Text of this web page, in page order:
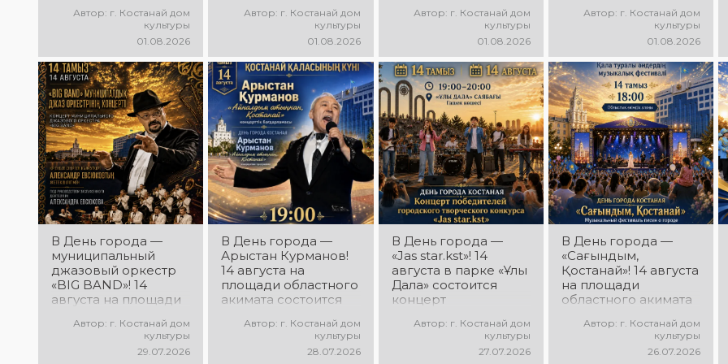
исполнителей!
Костанайской
области подвели
фестиваля
самодеятельного
народного
творчества
Автор: г. Костанай дом
культуры
01.08.2026
Автор: г. Костанай дом
культуры
01.08.2026
Автор: г. Костанай дом
культуры
01.08.2026
концертная
программа Азамата
Ибраева! Вас ждут
любимые песни,
яркое выступление,
мощная энергия и
праздничное
настроение!
Автор: г. Костанай дом
культуры
01.08.2026
В День города —
муниципальный
джазовый оркестр
«BIG BAND»! 14
августа на площади
состоится концерт
муниципального
джазового оркестра
Автор: г. Костанай дом
культуры
29.07.2026
В День города —
Арыстан Курманов!
14 августа на
площади областного
акимата состоится
программа
Автор: г. Костанай дом
культуры
28.07.2026
В День города —
«Jas star.kst»! 14
августа в парке «Ұлы
Дала» состоится
концерт
городского
конкурса «Jas
Автор: г. Костанай дом
культуры
27.07.2026
В День города —
«Сағындым,
Қостанай»! 14 августа
на площади
областного акимата
музыкальный
фестиваль песен о
городе «Сағындым,
Автор: г. Костанай дом
культуры
26.07.2026